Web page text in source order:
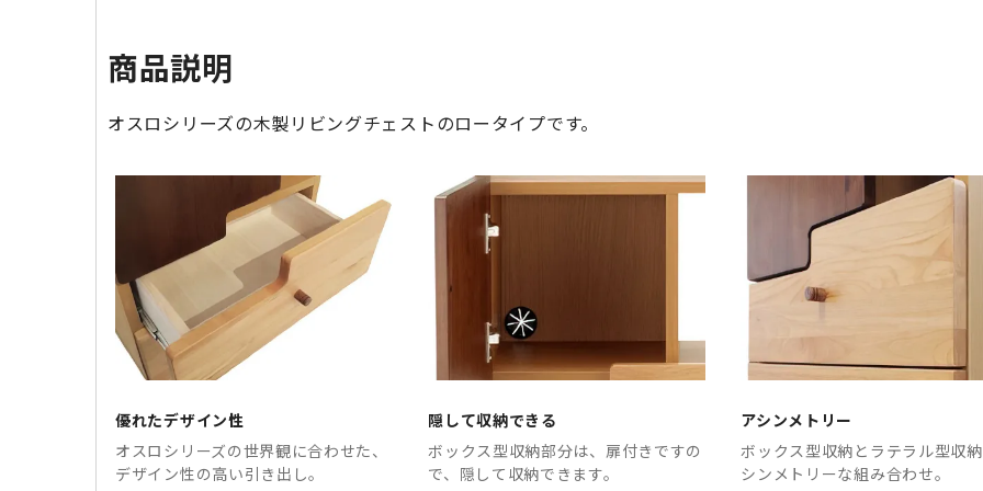
商品説明
オスロシリーズの木製リビングチェストのロータイプです。
優れたデザイン性
オスロシリーズの世界観に合わせた、
デザイン性の高い引き出し。
隠して収納できる
ボックス型収納部分は、扉付きですの
で、隠して収納できます。
アシンメトリー
ボックス型収納とラテラル型収
シンメトリーな組み合わせ。